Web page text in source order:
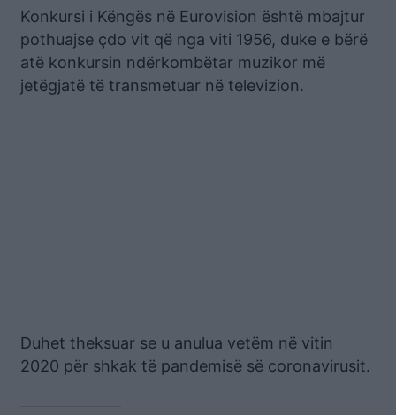
Konkursi i Këngës në Eurovision është mbajtur
pothuajse çdo vit që nga viti 1956, duke e bërë
atë konkursin ndërkombëtar muzikor më
jetëgjatë të transmetuar në televizion.
Duhet theksuar se u anulua vetëm në vitin
2020 për shkak të pandemisë së coronavirusit.